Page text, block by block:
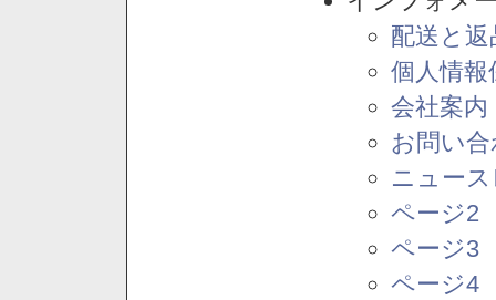
配送と
個人情報
会社案内
お問い
ニュー
ページ2
ページ3
ページ4